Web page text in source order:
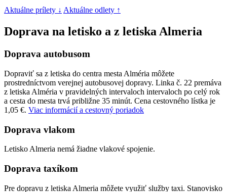
Aktuálne prílety ↓ Aktuálne odlety ↑
Doprava na letisko a z letiska Almeria
Doprava autobusom
Dopraviť sa z letiska do centra mesta Alméria môžete
prostredníctvom verejnej autobusovej dopravy. Linka č. 22 premáva
z letiska Alméria v pravidelných intervaloch intervaloch po celý rok
a cesta do mesta trvá približne 35 minút. Cena cestovného lístka je
1,05 €. Viac informácií a cestovný poriadok
Doprava vlakom
Letisko Almeria nemá žiadne vlakové spojenie.
Doprava taxíkom
Pre dopravu z letiska Almeria môžete využiť služby taxi. Stanovisko